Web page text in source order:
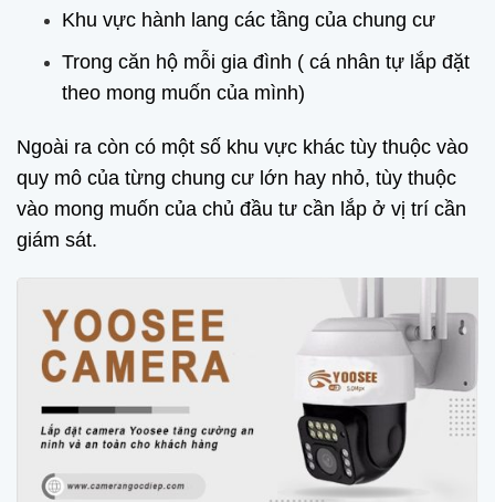
Khu vực hành lang các tầng của chung cư
Trong căn hộ mỗi gia đình ( cá nhân tự lắp đặt
theo mong muốn của mình)
Ngoài ra còn có một số khu vực khác tùy thuộc vào
quy mô của từng chung cư lớn hay nhỏ, tùy thuộc
vào mong muốn của chủ đầu tư cần lắp ở vị trí cần
giám sát.